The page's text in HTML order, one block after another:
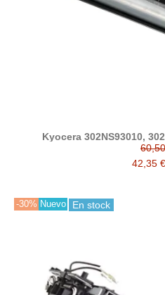
Kyocera 302NS93010,
302NS93020
42,35 €
-30% Nuevo En stock